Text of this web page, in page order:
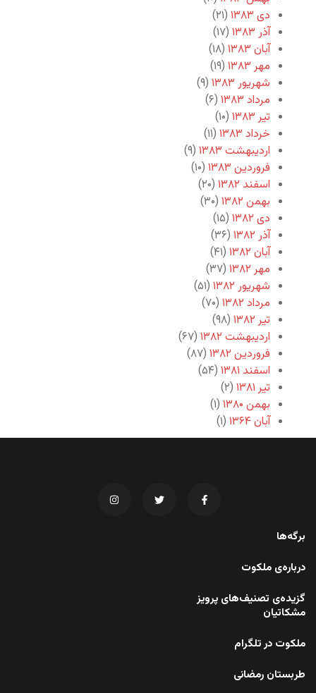
دی ۱۳۸۳
(۲۱)
آذر ۱۳۸۳
(۱۷)
آبان ۱۳۸۳
(۱۸)
مهر ۱۳۸۳
(۱۹)
شهریور ۱۳۸۳
(۹)
مرداد ۱۳۸۳
(۶)
تیر ۱۳۸۳
(۱۰)
خرداد ۱۳۸۳
(۱۱)
اردیبهشت ۱۳۸۳
(۹)
فروردین ۱۳۸۳
(۱۰)
اسفند ۱۳۸۲
(۲۰)
بهمن ۱۳۸۲
(۳۰)
دی ۱۳۸۲
(۱۵)
آذر ۱۳۸۲
(۳۶)
آبان ۱۳۸۲
(۴۱)
مهر ۱۳۸۲
(۳۷)
شهریور ۱۳۸۲
(۵۱)
مرداد ۱۳۸۲
(۷۰)
تیر ۱۳۸۲
(۹۸)
اردیبهشت ۱۳۸۲
(۶۷)
فروردین ۱۳۸۲
(۸۷)
اسفند ۱۳۸۱
(۵۴)
تیر ۱۳۸۱
(۲)
بهمن ۱۳۸۰
(۱)
آبان ۱۳۶۴
(۱)
برگه‌ها
درباره‌ی ملکوت
گزیده‌ی تصنیف‌های پرویز
مشکاتیان
ملکوت در تلگرام
طربستان رمضانی